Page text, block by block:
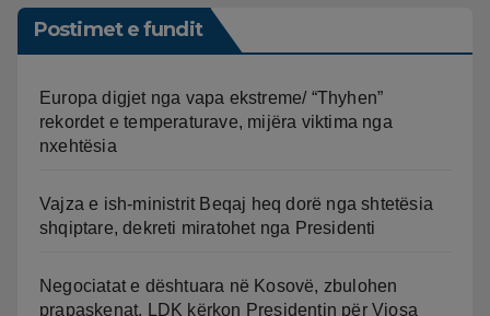
Postimet e fundit
Europa digjet nga vapa ekstreme/ “Thyhen”
rekordet e temperaturave, mijëra viktima nga
nxehtësia
Vajza e ish-ministrit Beqaj heq dorë nga shtetësia
shqiptare, dekreti miratohet nga Presidenti
Negociatat e dështuara në Kosovë, zbulohen
prapaskenat. LDK kërkon Presidentin për Vjosa